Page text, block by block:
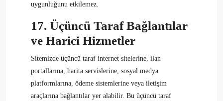
uygunluğunu etkilemez.
17. Üçüncü Taraf Bağlantılar
ve Harici Hizmetler
Sitemizde üçüncü taraf internet sitelerine, ilan
portallarına, harita servislerine, sosyal medya
platformlarına, ödeme sistemlerine veya iletişim
araçlarına bağlantılar yer alabilir. Bu üçüncü taraf